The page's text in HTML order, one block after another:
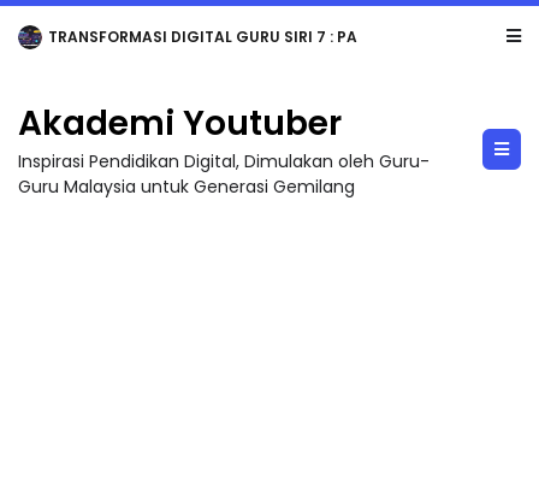
MAJLIS ANUGERAH FFK (FESTIVAL LENSA PENDIDIKAN - FLeP) 2026
Akademi Youtuber
Inspirasi Pendidikan Digital, Dimulakan oleh Guru-
Guru Malaysia untuk Generasi Gemilang